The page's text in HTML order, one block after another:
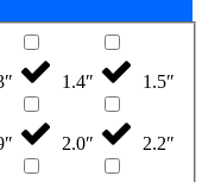
1.4″ 1.5″
2.0″ 2.2″